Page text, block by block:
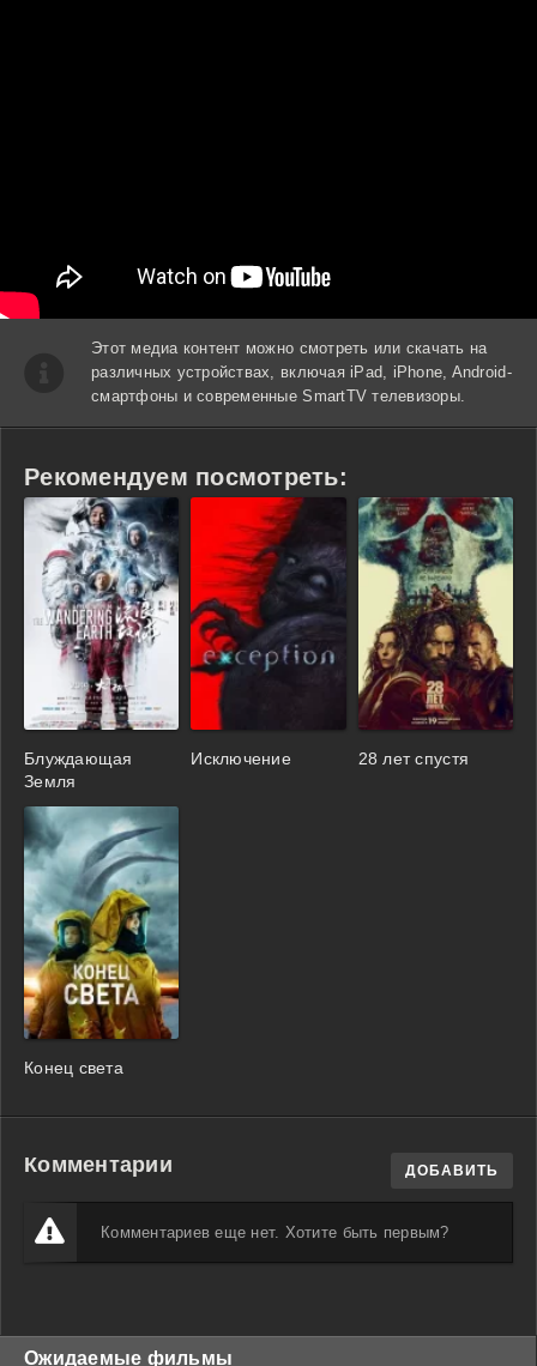
Этот медиа контент можно смотреть или скачать на
различных устройствах, включая iPad, iPhone, Android-
смартфоны и современные SmartTV телевизоры.
Рекомендуем посмотреть:
Блуждающая
Земля
Исключение 28 лет спустя
Конец света
Комментарии ДОБАВИТЬ
Комментариев еще нет. Хотите быть первым?
Ожидаемые фильмы